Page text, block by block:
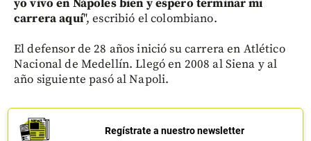
yo vivo en Nápoles bien y espero terminar mi
carrera aquí", escribió el colombiano.
El defensor de 28 años inició su carrera en Atlético
Nacional de Medellín. Llegó en 2008 al Siena y al
año siguiente pasó al Napoli.
Regístrate a nuestro newsletter